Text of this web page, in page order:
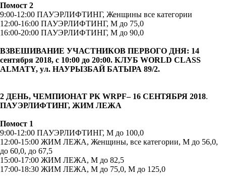
Помост 2
9:00-12:00 ПАУЭРЛИФТИНГ, Женщины все категории
12:00-16:00 ПАУЭРЛИФТИНГ, М до 75,0
16:00-20:00 ПАУЭРЛИФТИНГ, М до 90,0
ВЗВЕШИВАНИЕ УЧАСТНИКОВ ПЕРВОГО ДНЯ: 14
сентября 2018, с 10:00 до 20:00. КЛУБ WORLD CLASS
ALMATY, ул. НАУРЫЗБАЙ БАТЫРА 89/2.
2 ДЕНЬ, ЧЕМПИОНАТ РК WRPF– 16 СЕНТЯБРЯ 2018.
ПАУЭРЛИФТИНГ, ЖИМ ЛЕЖА
Помост 1
9:00-12:00 ПАУЭРЛИФТИНГ, М до 100,0
12:00-15:00 ЖИМ ЛЕЖА, Женщины, все категории, М до 56,0,
до 60,0, до 67,5
15:00-17:00 ЖИМ ЛЕЖА, М до 82,5
17:00-18:30 ЖИМ ЛЕЖА, М до 75,0, М до 125,0